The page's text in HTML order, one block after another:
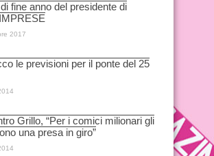
fine anno del presidente di
2017
le previsioni per il ponte del 25
Grillo, “Per i comici milionari gli
una presa in giro”